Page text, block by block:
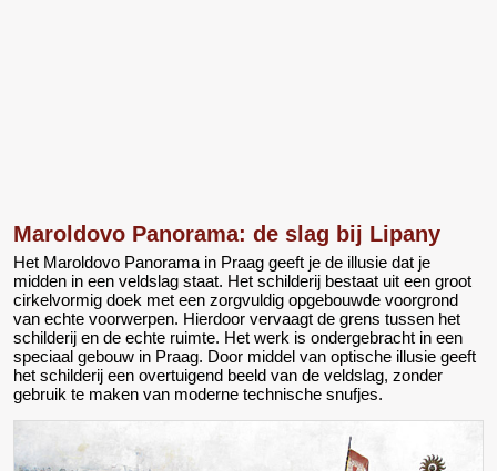
Maroldovo Panorama: de slag bij Lipany
Het Maroldovo Panorama in Praag geeft je de illusie dat je
midden in een veldslag staat. Het schilderij bestaat uit een groot
cirkelvormig doek met een zorgvuldig opgebouwde voorgrond
van echte voorwerpen. Hierdoor vervaagt de grens tussen het
schilderij en de echte ruimte. Het werk is ondergebracht in een
speciaal gebouw in Praag. Door middel van optische illusie geeft
het schilderij een overtuigend beeld van de veldslag, zonder
gebruik te maken van moderne technische snufjes.